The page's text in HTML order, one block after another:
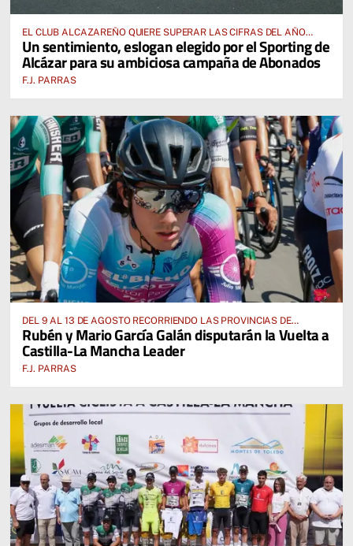
EL CLUB ALCAZAREÑO QUIERE SUPERAR LAS CIFRAS DEL AÑO
PASADO E INCLUSO DUPLICARLAS
Un sentimiento, eslogan elegido por el Sporting de
Alcázar para su ambiciosa campaña de Abonados
F.J. PARRAS
DEL 9 AL 13 DE AGOSTO RECORRIENDO LAS PROVINCIAS DE
CUENCA, ALBACETE, TOLEDO Y CIUDAD REAL
Rubén y Mario García Galán disputarán la Vuelta a
Castilla-La Mancha Leader
F.J. PARRAS